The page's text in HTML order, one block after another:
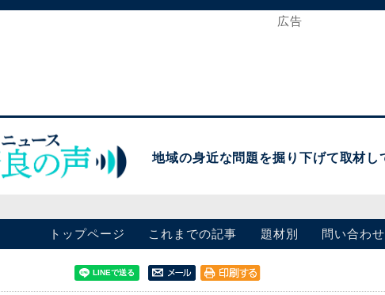
地域の身近な問題を掘り下げて取材し
トップページ
これまでの記事 題材別 問い合わ